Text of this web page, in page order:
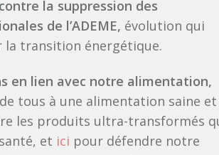
contre la suppression des
de l’ADEME, évolution qui
transition énergétique.
en lien avec notre alimentation,
tous à une alimentation saine et
les produits ultra-transformés
et ici pour défendre notre